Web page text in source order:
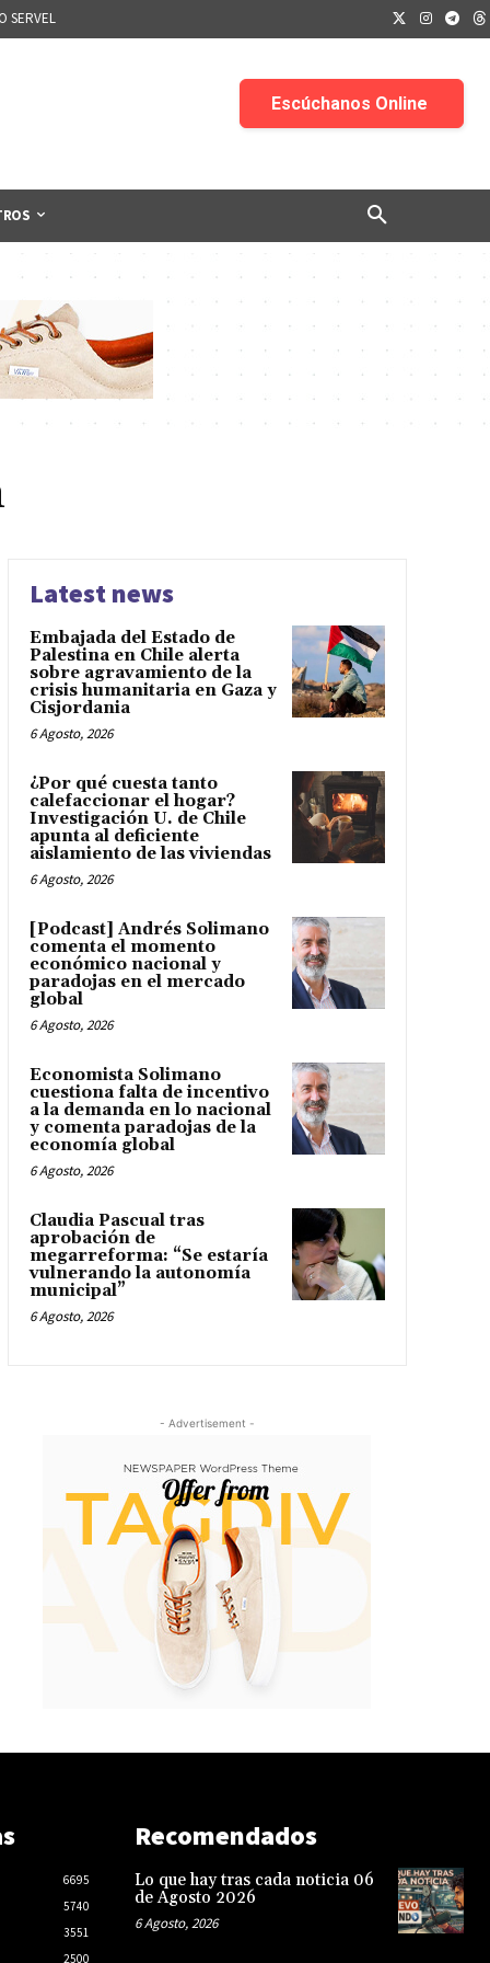
SERVEL
Latest news
Embajada del Estado de
Palestina en Chile alerta
sobre agravamiento de la
crisis humanitaria en Gaza y
Cisjordania
6 Agosto, 2026
¿Por qué cuesta tanto
calefaccionar el hogar?
Investigación U. de Chile
apunta al deficiente
aislamiento de las viviendas
6 Agosto, 2026
[Podcast] Andrés Solimano
comenta el momento
económico nacional y
paradojas en el mercado
global
6 Agosto, 2026
Economista Solimano
cuestiona falta de incentivo
a la demanda en lo nacional
y comenta paradojas de la
economía global
6 Agosto, 2026
Claudia Pascual tras
aprobación de
megarreforma: “Se estaría
vulnerando la autonomía
municipal”
6 Agosto, 2026
- Advertisement -
6695
5740
3551
2500
Recomendados
Lo que hay tras cada noticia 06
de Agosto 2026
6 Agosto, 2026